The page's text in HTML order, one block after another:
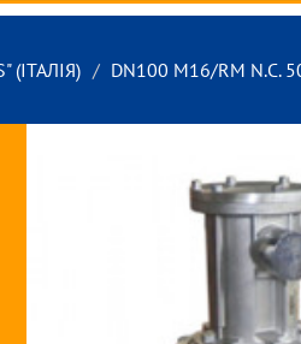
(ІТАЛІЯ) DN100 M16/RM N.С.